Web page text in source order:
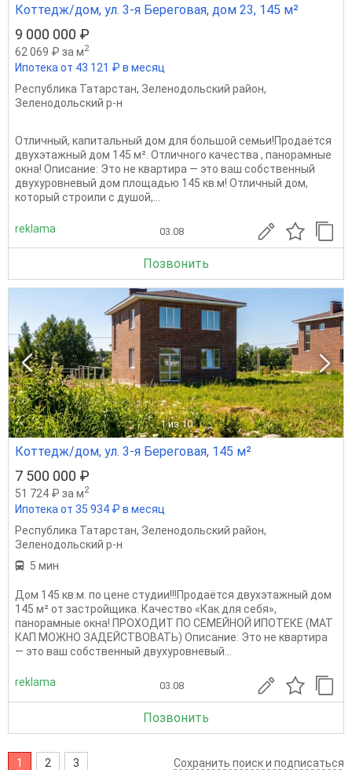
Коттедж/дом, ул. 3-я Береговая, дом 23, 145 м²
9 000 000 ₽
62 069 ₽ за м2
Ипотека от 43 121 ₽ в месяц
Республика Татарстан, Зеленодольский район,
Зеленодольский р-н
Отличный, капитальный дом для большой семьи!Продаётся
двухэтажный дом 145 м². Отличного качества , панорамные
окна! Описание: Это не квартира — это ваш собственный
двухуровневый дом площадью 145 кв.м! Отличный дом,
который строили с душой,...
reklama 03.08
Позвонить
1 из 10
Коттедж/дом, ул. 3-я Береговая, 145 м²
7 500 000 ₽
51 724 ₽ за м2
Ипотека от 35 934 ₽ в месяц
Республика Татарстан, Зеленодольский район,
Зеленодольский р-н
5 мин
Дом 145 кв.м. по цене студии!!!Продаётся двухэтажный дом
145 м² от застройщика. Качество «Как для себя»,
панорамные окна! ПРОХОДИТ ПО СЕМЕЙНОЙ ИПОТЕКЕ (МАТ
КАП МОЖНО ЗАДЕЙСТВОВАТЬ) Описание: Это не квартира
— это ваш собственный двухуровневый...
reklama 03.08
Позвонить
1 2 3 Сохранить поиск и подписаться